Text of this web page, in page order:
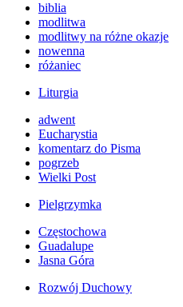
biblia
modlitwa
modlitwy na różne okazje
nowenna
różaniec
Liturgia
adwent
Eucharystia
komentarz do Pisma
pogrzeb
Wielki Post
Pielgrzymka
Częstochowa
Guadalupe
Jasna Góra
Rozwój Duchowy